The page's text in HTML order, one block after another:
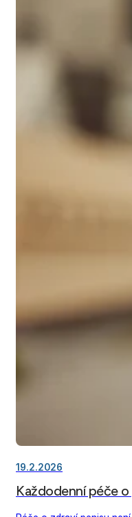
19.2.2026
Každodenní péče